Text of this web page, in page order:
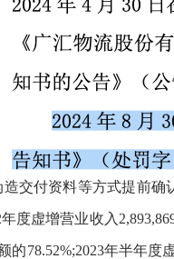
交付资料等方式提前
度虚增营业收入
的78.52%;2023年半年度